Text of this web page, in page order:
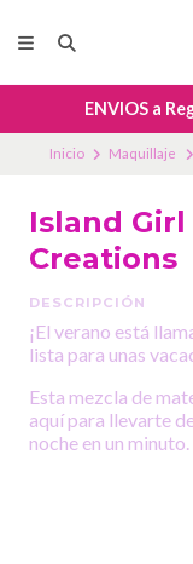
ENVIOS a
Inicio Maquillaje
Island
Creations
DESCRIPCIÓN
¡El verano está
lista para unas
Esta mezcla de
aquí para llevarte
noche en un minuto.